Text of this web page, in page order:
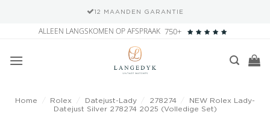
12 MAANDEN GARANTIE
inhoud
ALLEEN LANGSKOMEN OP AFSPRAAK 750+
Home Rolex Datejust-Lady 278274
NEW Rolex Lady-
Datejust Silver 278274 2025 (Volledige Set)